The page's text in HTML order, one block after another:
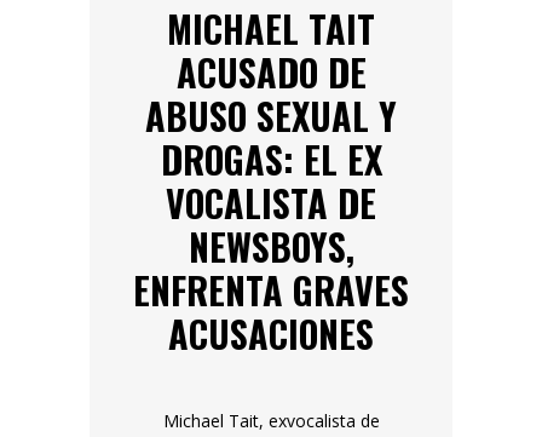
MICHAEL TAIT
ACUSADO DE
ABUSO SEXUAL Y
DROGAS: EL EX
VOCALISTA DE
NEWSBOYS,
ENFRENTA GRAVES
ACUSACIONES
Michael Tait, exvocalista de